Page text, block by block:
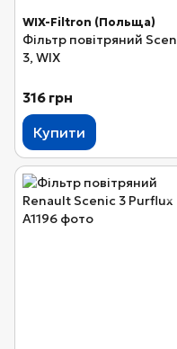
WIX-Filtron (Польща)
Фільтр повітряний
3, WIX
316 грн
Купити